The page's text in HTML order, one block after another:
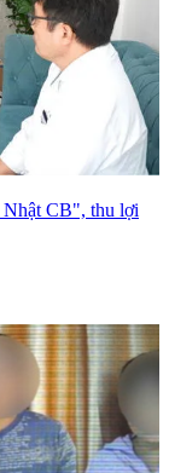
Nhật CB", thu lợi